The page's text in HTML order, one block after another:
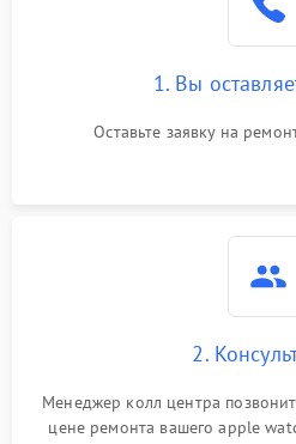
1. Вы
Оставьте заявку на
2.
Менеджер колл центра
цене ремонта вашего apple